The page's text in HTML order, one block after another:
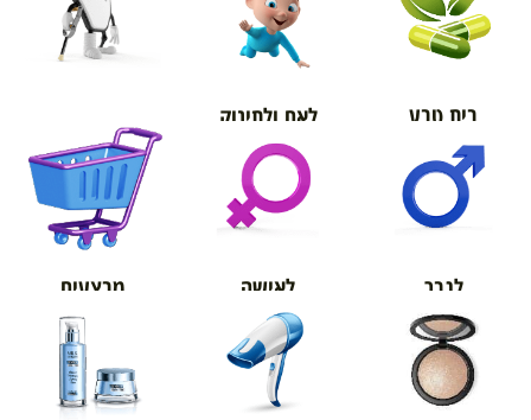
בית טבע לאם ולתינוק
אורטופדיה
לגבר לאישה מבצעים